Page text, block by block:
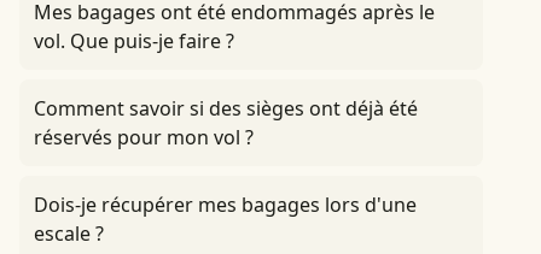
Mes bagages ont été endommagés après le
vol. Que puis-je faire ?
Comment savoir si des sièges ont déjà été
réservés pour mon vol ?
Dois-je récupérer mes bagages lors d'une
escale ?